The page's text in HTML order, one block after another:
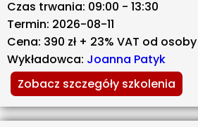
Czas trwania: 09:00 - 13:30
Termin: 2026-08-11
Cena: 390 zł + 23% VAT od osoby
Wykładowca: Joanna Patyk
Zobacz szczegóły szkolenia